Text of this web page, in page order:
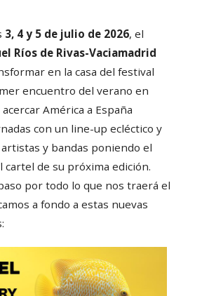
3, 4 y 5 de julio de 2026, el
Ríos de Rivas-Vaciamadrid
en la casa del festival
encuentro del verano en
América a España
con un line-up ecléctico y
y bandas poniendo el
cartel de su próxima edición.
por todo lo que nos traerá el
a fondo a estas nuevas